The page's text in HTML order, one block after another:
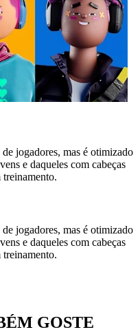
jogadores, mas é otimizado
e daqueles com cabeças
treinamento.
jogadores, mas é otimizado
e daqueles com cabeças
treinamento.
GOSTE